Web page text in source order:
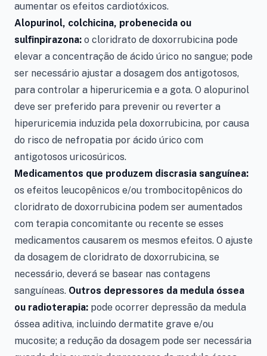
aumentar os efeitos cardiotóxicos.
Alopurinol, colchicina, probenecida ou
sulfinpirazona: o cloridrato de doxorrubicina pode
elevar a concentração de ácido úrico no sangue; pode
ser necessário ajustar a dosagem dos antigotosos,
para controlar a hiperuricemia e a gota. O alopurinol
deve ser preferido para prevenir ou reverter a
hiperuricemia induzida pela doxorrubicina, por causa
do risco de nefropatia por ácido úrico com
antigotosos uricosúricos.
Medicamentos que produzem discrasia sanguínea:
os efeitos leucopênicos e/ou trombocitopênicos do
cloridrato de doxorrubicina podem ser aumentados
com terapia concomitante ou recente se esses
medicamentos causarem os mesmos efeitos. O ajuste
da dosagem de cloridrato de doxorrubicina, se
necessário, deverá se basear nas contagens
sanguíneas. Outros depressores da medula óssea
ou radioterapia: pode ocorrer depressão da medula
óssea aditiva, incluindo dermatite grave e/ou
mucosite; a redução da dosagem pode ser necessária